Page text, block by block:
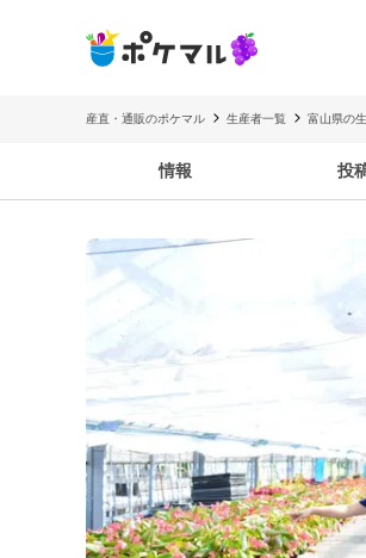
産直・通販のポケマル 生産者一覧 富山県の
情報 投